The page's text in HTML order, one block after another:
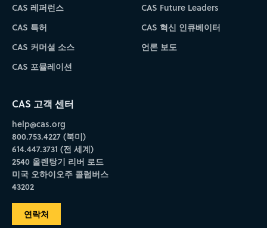
CAS 레퍼런스
CAS 특허
CAS 커머셜 소스
CAS 포뮬레이션
CAS Future Leaders
CAS 혁신 인큐베이터
언론 보도
CAS 고객 센터
help@cas.org
800.753.4227 (북미)
614.447.3731 (전 세계)
2540 올렌탕기 리버 로드
미국 오하이오주 콜럼버스
43202
연락처